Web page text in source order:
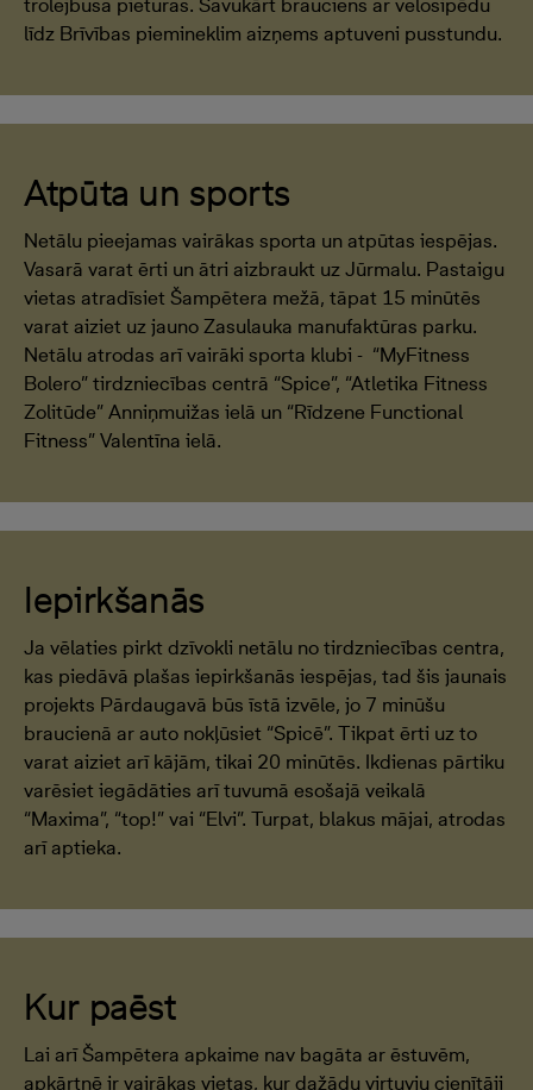
trolejbusa pieturas. Savukārt brauciens ar velosipēdu
līdz Brīvības piemineklim aizņems aptuveni pusstundu.
Atpūta un sports
Netālu pieejamas vairākas sporta un atpūtas iespējas.
Vasarā varat ērti un ātri aizbraukt uz Jūrmalu. Pastaigu
vietas atradīsiet Šampētera mežā, tāpat 15 minūtēs
varat aiziet uz jauno Zasulauka manufaktūras parku.
Netālu atrodas arī vairāki sporta klubi - “MyFitness
Bolero” tirdzniecības centrā “Spice”, “Atletika Fitness
Zolitūde” Anniņmuižas ielā un “Rīdzene Functional
Fitness” Valentīna ielā.
Iepirkšanās
Ja vēlaties pirkt dzīvokli netālu no tirdzniecības centra,
kas piedāvā plašas iepirkšanās iespējas, tad šis jaunais
projekts Pārdaugavā būs īstā izvēle, jo 7 minūšu
braucienā ar auto nokļūsiet “Spicē”. Tikpat ērti uz to
varat aiziet arī kājām, tikai 20 minūtēs. Ikdienas pārtiku
varēsiet iegādāties arī tuvumā esošajā veikalā
“Maxima”, “top!” vai “Elvi”. Turpat, blakus mājai, atrodas
arī aptieka.
Kur paēst
Lai arī Šampētera apkaime nav bagāta ar ēstuvēm,
apkārtnē ir vairākas vietas, kur dažādu virtuvju cienītāji